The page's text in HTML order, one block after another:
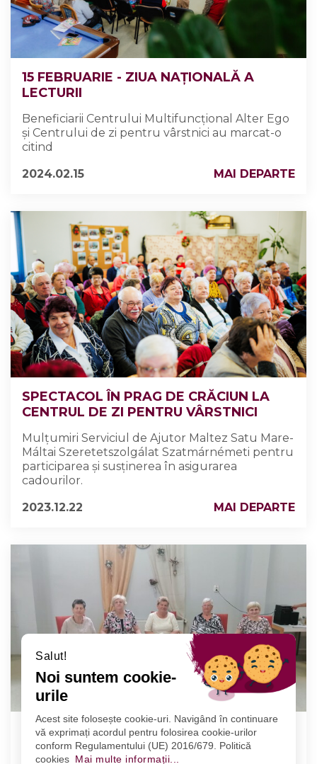
15 FEBRUARIE - ZIUA NAȚIONALĂ A
LECTURII
Beneficiarii Centrului Multifuncțional Alter Ego
și Centrului de zi pentru vârstnici au marcat-o
citind
2024.02.15
MAI DEPARTE
SPECTACOL ÎN PRAG DE CRĂCIUN LA
CENTRUL DE ZI PENTRU VÂRSTNICI
Mulțumiri Serviciul de Ajutor Maltez Satu Mare-
Máltai Szeretetszolgálat Szatmárnémeti pentru
participarea și susținerea în asigurarea
cadourilor.
2023.12.22
MAI DEPARTE
CENTRUL DE ZI PENTRU VÂRSTNICI: LA
MULȚI ANI SENIORILOR NĂSCUȚI ÎN LUNA
Salut!
Noi suntem cookie-
urile
Acest site folosește cookie-uri. Navigând în continuare
vă exprimați acordul pentru folosirea cookie-urilor
conform Regulamentului (UE) 2016/679. Politică
cookies
Mai multe informații...